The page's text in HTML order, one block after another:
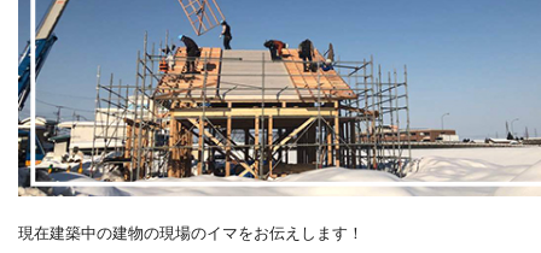
現在建築中の建物の現場のイマをお伝えします！